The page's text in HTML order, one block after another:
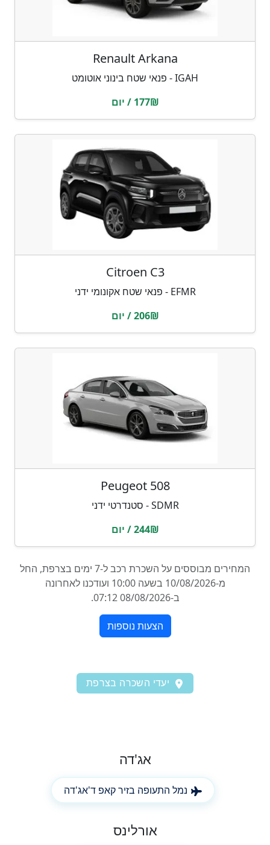
יעדי השכרה בצרפת
אג'דה
נמל התעופה בזיר קאפ ד'אג'דה
אורלינס